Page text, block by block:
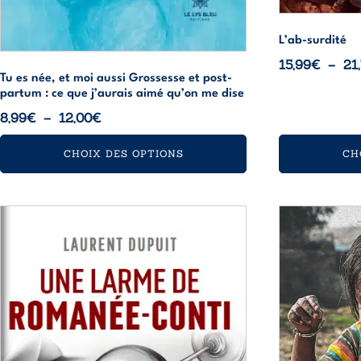
Tu es née, et moi aussi Grossesse et post-
partum : ce que j’aurais aimé qu’on me dise
8,99€ – 12,00€Plage
de
prix :
8,99€
CHOIX DES OPTIONS
L’ab-surdité
15,99€ –
plusieurs
variations.
Les
options
peuvent
produit
a
plusieurs
variations.
Les
options
peuvent